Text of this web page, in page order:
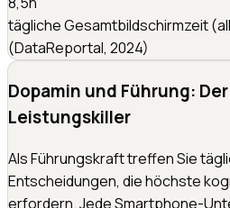
tägliche Gesamtbildschirmzeit
(DataReportal, 2024)
Dopamin und Führung:
Leistungskiller
Als Führungskraft treffen Sie
Entscheidungen, die höchste
erfordern. Jede Smartphone-